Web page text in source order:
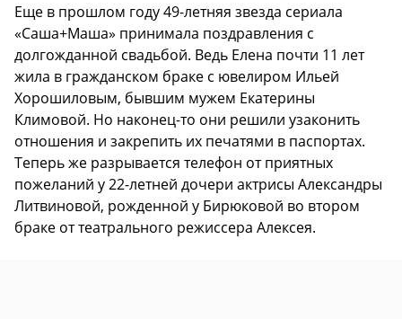
Еще в прошлом году 49-летняя звезда сериала
«Саша+Маша» принимала поздравления с
долгожданной свадьбой. Ведь Елена почти 11 лет
жила в гражданском браке с ювелиром Ильей
Хорошиловым, бывшим мужем Екатерины
Климовой. Но наконец-то они решили узаконить
отношения и закрепить их печатями в паспортах.
Теперь же разрывается телефон от приятных
пожеланий у 22-летней дочери актрисы Александры
Литвиновой, рожденной у Бирюковой во втором
браке от театрального режиссера Алексея.